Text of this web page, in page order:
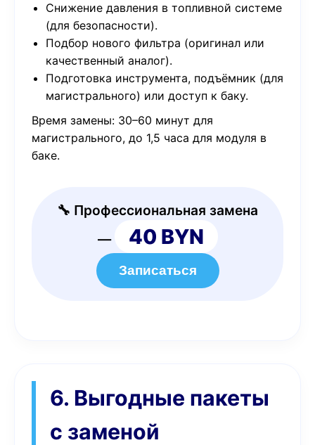
Снижение давления в топливной системе
(для безопасности).
Подбор нового фильтра (оригинал или
качественный аналог).
Подготовка инструмента, подъёмник (для
магистрального) или доступ к баку.
Время замены: 30–60 минут для
магистрального, до 1,5 часа для модуля в
баке.
🔧 Профессиональная замена
—
40 BYN
Записаться
6. Выгодные пакеты
с заменой